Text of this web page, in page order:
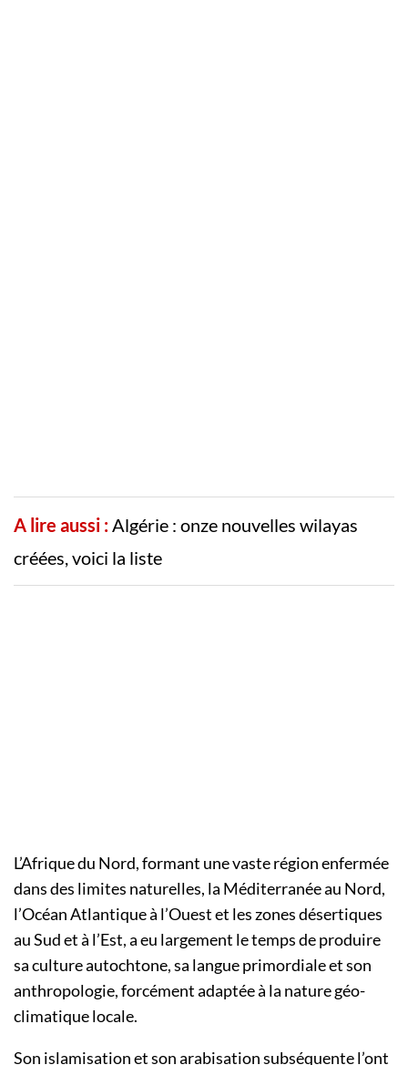
A lire aussi : Algérie : onze nouvelles wilayas
créées, voici la liste
L’Afrique du Nord, formant une vaste région enfermée
dans des limites naturelles, la Méditerranée au Nord,
l’Océan Atlantique à l’Ouest et les zones désertiques
au Sud et à l’Est, a eu largement le temps de produire
sa culture autochtone, sa langue primordiale et son
anthropologie, forcément adaptée à la nature géo-
climatique locale.
Son islamisation et son arabisation subséquente l’ont